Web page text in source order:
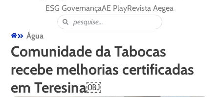
ESG GovernançaAE PlayRevista Aegea
Água
Comunidade da Tabocas
recebe melhorias certificadas
em Teresina￼